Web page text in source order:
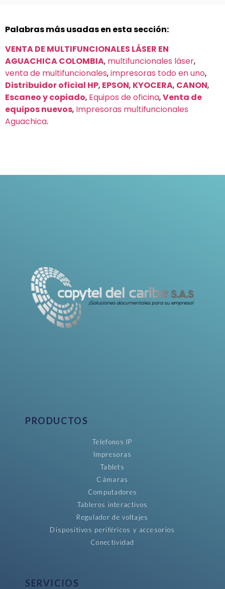
Palabras más usadas en esta sección:
VENTA DE MULTIFUNCIONALES LÁSER EN
AGUACHICA COLOMBIA, multifuncionales láser,
venta de multifuncionales,impresoras todo en uno,
Distribuidor oficial HP, EPSON, KYOCERA, CANON,
Escaneo y copiado, Equipos de oficina,Venta de
equipos nuevos, Impresoras multifuncionales
Aguachica.
PRODUCTOS
Telefonos IP
Impresoras
Tablets
Cámaras
Computadores
Tableros interactivos
Regulador de voltajes
Dispositivos periféricos y accesorios
Conectividad
SERVICIOS